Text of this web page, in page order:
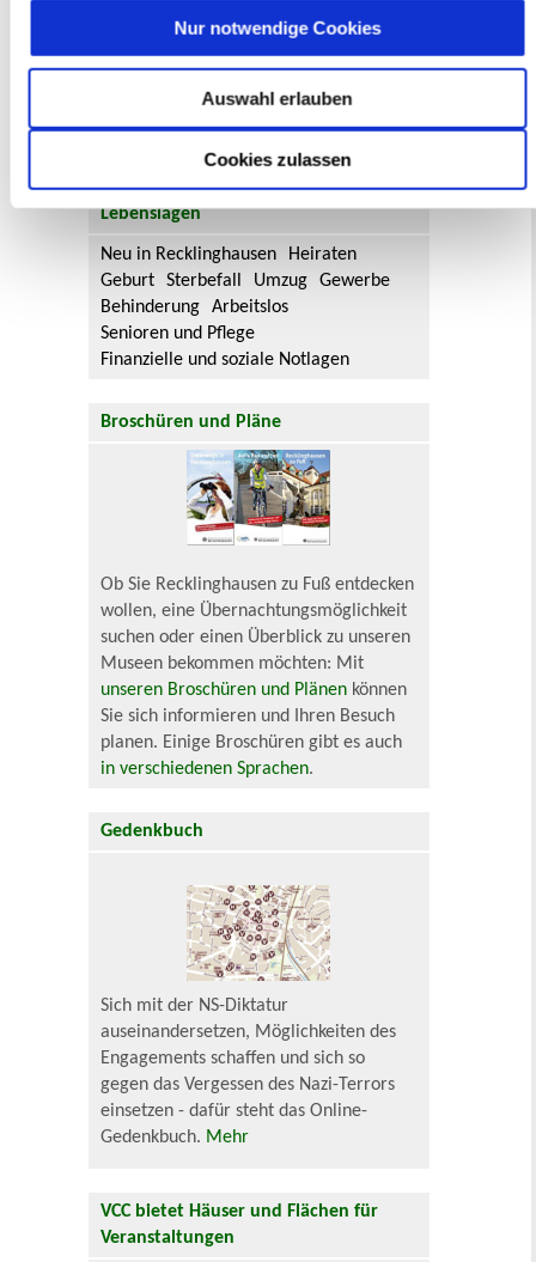
Cookies zulassen
Auswahl erlauben
Nur notwendige Cookies
Aktuelle Bürgerbeteiligungen zu
Aktuelle Bürgerbeteiligungen zu
Flächennutzungsplan-Änderungen finden
Lebenslagen
Neu in Recklinghausen
Heiraten
Geburt
Sterbefall Umzug
Gewerbe
Behinderung
Arbeitslos
Senioren und Pflege
Finanzielle und soziale Notlagen
Broschüren und Pläne
Ob Sie Recklinghausen zu Fuß entdecken
wollen, eine Übernachtungsmöglichkeit
suchen oder einen Überblick zu unseren
Museen bekommen möchten: Mit
unseren Broschüren und Plänen können
Sie sich informieren und Ihren Besuch
planen. Einige Broschüren gibt es auch
in verschiedenen Sprachen.
Gedenkbuch
Sich mit der NS-Diktatur
auseinandersetzen, Möglichkeiten des
Engagements schaffen und sich so
gegen das Vergessen des Nazi-Terrors
einsetzen - dafür steht das Online-
Gedenkbuch. Mehr
VCC bietet Häuser und Flächen für
Veranstaltungen